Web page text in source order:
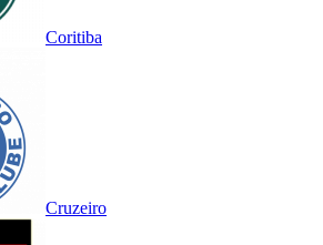
Coritiba
Cruzeiro